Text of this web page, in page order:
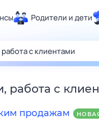
Родители и дети
Здоровье
Спорт
Карьера
работа с
продажам